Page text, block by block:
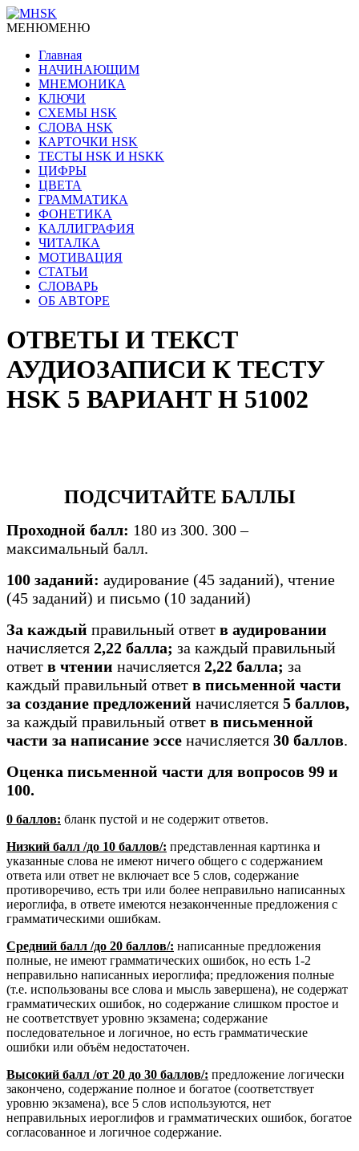
МЕНЮМЕНЮ
Главная
НАЧИНАЮЩИМ
МНЕМОНИКА
КЛЮЧИ
СХЕМЫ HSK
СЛОВА HSK
КАРТОЧКИ HSK
ТЕСТЫ HSK И HSKK
ЦИФРЫ
ЦВЕТА
ГРАММАТИКА
ФОНЕТИКА
КАЛЛИГРАФИЯ
ЧИТАЛКА
МОТИВАЦИЯ
СТАТЬИ
СЛОВАРЬ
ОБ АВТОРЕ
ОТВЕТЫ И ТЕКСТ
АУДИОЗАПИСИ К ТЕСТУ
HSK 5 ВАРИАНТ H 51002
ПОДСЧИТАЙТЕ БАЛЛЫ
Проходной балл: 180 из 300. 300 –
максимальный балл.
100 заданий: аудирование (45 заданий), чтение
(45 заданий) и письмо (10 заданий)
За каждый правильный ответ в аудировании
начисляется 2,22 балла; за каждый правильный
ответ в чтении начисляется 2,22 балла; за
каждый правильный ответ в письменной части
за создание предложений начисляется 5 баллов,
за каждый правильный ответ в письменной
части за написание эссе начисляется 30 баллов.
Оценка письменной части для вопросов 99 и
100.
0 баллов: бланк пустой и не содержит ответов.
Низкий балл /до 10 баллов/: представленная картинка и
указанные слова не имеют ничего общего с содержанием
ответа или ответ не включает все 5 слов, содержание
противоречиво, есть три или более неправильно написанных
иероглифа, в ответе имеются незаконченные предложения с
грамматическими ошибкам.
Средний балл /до 20 баллов/: написанные предложения
полные, не имеют грамматических ошибок, но есть 1-2
неправильно написанных иероглифа; предложения полные
(т.е. использованы все слова и мысль завершена), не содержат
грамматических ошибок, но содержание слишком простое и
не соответствует уровню экзамена; содержание
последовательное и логичное, но есть грамматические
ошибки или объём недостаточен.
Высокий балл /от 20 до 30 баллов/: предложение логически
закончено, содержание полное и богатое (соответствует
уровню экзамена), все 5 слов используются, нет
неправильных иероглифов и грамматических ошибок, богатое
согласованное и логичное содержание.